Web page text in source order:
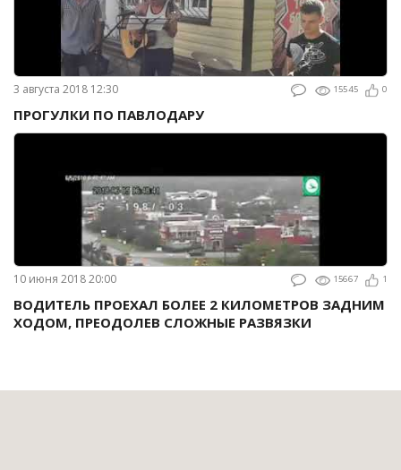
3 августа 2018 12:30 15545 0
ПРОГУЛКИ ПО ПАВЛОДАРУ
10 июня 2018 20:00 15667 1
ВОДИТЕЛЬ ПРОЕХАЛ БОЛЕЕ 2 КИЛОМЕТРОВ ЗАДНИМ
ХОДОМ, ПРЕОДОЛЕВ СЛОЖНЫЕ РАЗВЯЗКИ